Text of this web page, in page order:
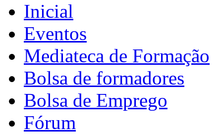
Inicial
Eventos
Mediateca de Formação
Bolsa de formadores
Bolsa de Emprego
Fórum